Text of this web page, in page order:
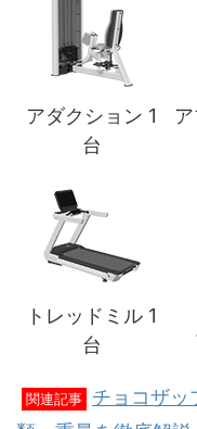
アダクション 1
台
トレッドミル 1
台
関連記事
チョコザッ